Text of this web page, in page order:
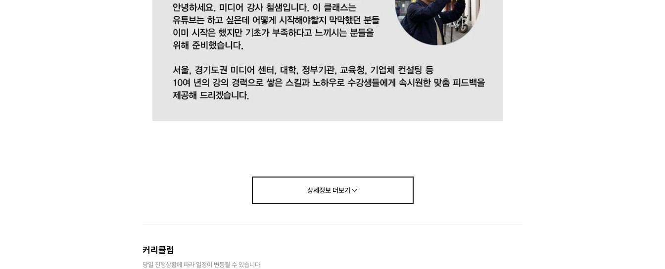
상세정보더보기
커리큘럼
당일 진행상황에 따라 일정이 변동될 수 있습니다.